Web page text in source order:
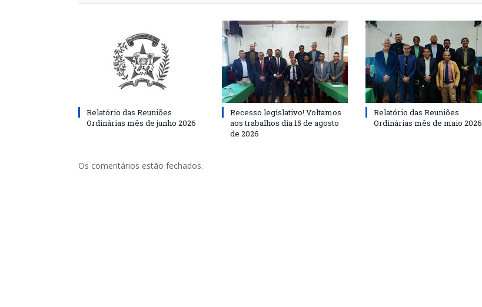
Relatório das Reuniões
Ordinárias mês de junho 2026
Recesso legislativo! Voltamos
aos trabalhos dia 15 de agosto
de 2026
Relatório das Reuniões
Ordinárias mês de maio 2026
Os comentários estão fechados.